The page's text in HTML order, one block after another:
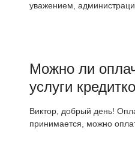
уважением,
Можно ли
услуги
Виктор, добрый день!
принимается, можно